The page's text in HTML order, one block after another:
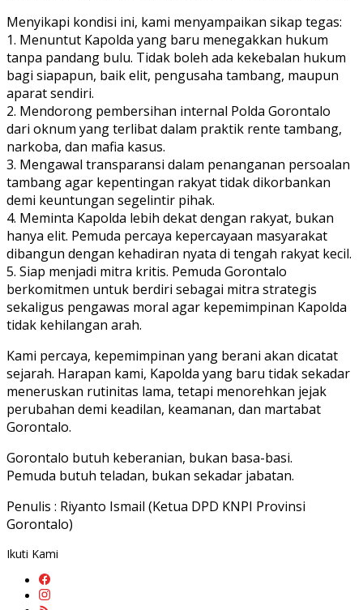
Menyikapi kondisi ini, kami menyampaikan sikap tegas:
1. Menuntut Kapolda yang baru menegakkan hukum
tanpa pandang bulu. Tidak boleh ada kekebalan hukum
bagi siapapun, baik elit, pengusaha tambang, maupun
aparat sendiri.
2. Mendorong pembersihan internal Polda Gorontalo
dari oknum yang terlibat dalam praktik rente tambang,
narkoba, dan mafia kasus.
3. Mengawal transparansi dalam penanganan persoalan
tambang agar kepentingan rakyat tidak dikorbankan
demi keuntungan segelintir pihak.
4. Meminta Kapolda lebih dekat dengan rakyat, bukan
hanya elit. Pemuda percaya kepercayaan masyarakat
dibangun dengan kehadiran nyata di tengah rakyat kecil.
5. Siap menjadi mitra kritis. Pemuda Gorontalo
berkomitmen untuk berdiri sebagai mitra strategis
sekaligus pengawas moral agar kepemimpinan Kapolda
tidak kehilangan arah.
Kami percaya, kepemimpinan yang berani akan dicatat
sejarah. Harapan kami, Kapolda yang baru tidak sekadar
meneruskan rutinitas lama, tetapi menorehkan jejak
perubahan demi keadilan, keamanan, dan martabat
Gorontalo.
Gorontalo butuh keberanian, bukan basa-basi.
Pemuda butuh teladan, bukan sekadar jabatan.
Penulis : Riyanto Ismail (Ketua DPD KNPI Provinsi
Gorontalo)
Ikuti Kami